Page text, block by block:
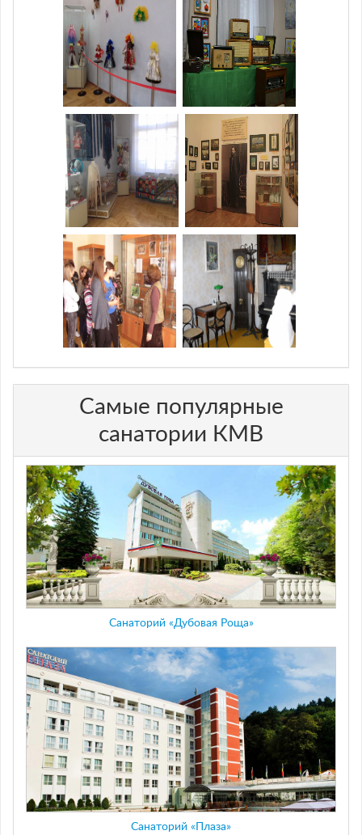
Самые популярные
санатории КМВ
Санаторий «Дубовая Роща»
Санаторий «Плаза»